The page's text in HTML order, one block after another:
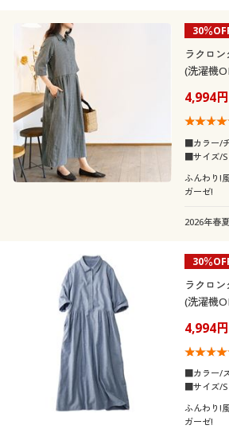
大きいサイズ メンズ
大きいサイズ 事務・制服
カタログ
カタログ・チラシからのご注文
デジタルカタログ
カタログ無料プレゼント
閲覧履歴
お気に入り
サポート
ご利用ガイド
レディースサ
イズ
カラー
こだわり条件
で絞り込む
チェック
コットン・綿100
ガーゼ
サテン
機能・特徴
ウォッシャブル(洗
える)
ＵＶカット・紫外線
対策
シーン
フォーマル
テイスト
ナチュラル
着用感
30％
ラクロ
(洗濯機
4,994
■カラー/
■サイズ/S
ふんわり!
ガーゼ!
2026年春
30％
ラクロ
(洗濯機
4,994
■カラー/
■サイズ/S
ふんわり!
ガーゼ!